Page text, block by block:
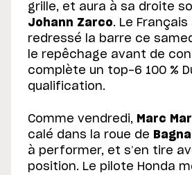
grille, et aura à sa droite
Johann Zarco. Le Français
redressé la barre ce
le repêchage avant de
complète un top-6 100 %
qualification.
Comme vendredi, Marc
calé dans la roue de
à performer, et s’en tire
position. Le pilote Honda